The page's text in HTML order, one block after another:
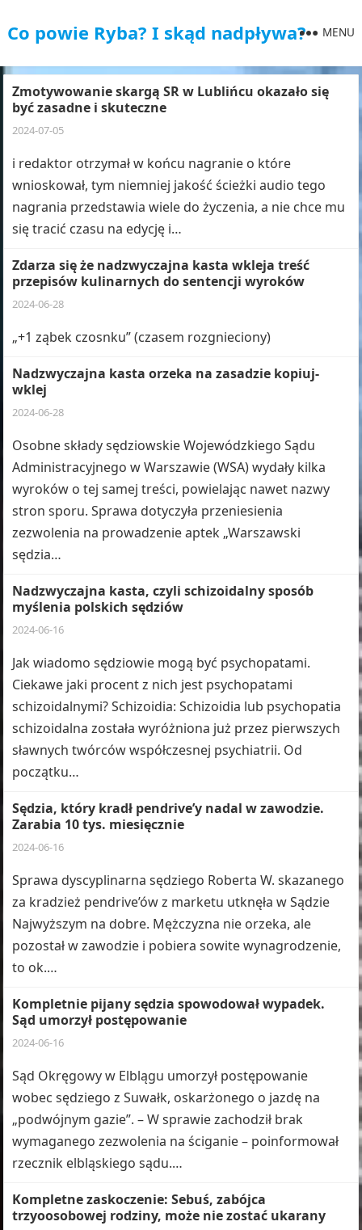
Co powie Ryba? I skąd nadpływa? MENU
Zmotywowanie skargą SR w Lublińcu okazało się
być zasadne i skuteczne
2024-07-05
i redaktor otrzymał w końcu nagranie o które
wnioskował, tym niemniej jakość ścieżki audio tego
nagrania przedstawia wiele do życzenia, a nie chce mu
się tracić czasu na edycję i…
Zdarza się że nadzwyczajna kasta wkleja treść
przepisów kulinarnych do sentencji wyroków
2024-06-28
„+1 ząbek czosnku” (czasem rozgnieciony)
Nadzwyczajna kasta orzeka na zasadzie kopiuj-
wklej
2024-06-28
Osobne składy sędziowskie Wojewódzkiego Sądu
Administracyjnego w Warszawie (WSA) wydały kilka
wyroków o tej samej treści, powielając nawet nazwy
stron sporu. Sprawa dotyczyła przeniesienia
zezwolenia na prowadzenie aptek „Warszawski
sędzia…
Nadzwyczajna kasta, czyli schizoidalny sposób
myślenia polskich sędziów
2024-06-16
Jak wiadomo sędziowie mogą być psychopatami.
Ciekawe jaki procent z nich jest psychopatami
schizoidalnymi? Schizoidia: Schizoidia lub psychopatia
schizoidalna została wyróżniona już przez pierwszych
sławnych twórców współczesnej psychiatrii. Od
początku…
Sędzia, który kradł pendrive’y nadal w zawodzie.
Zarabia 10 tys. miesięcznie
2024-06-16
Sprawa dyscyplinarna sędziego Roberta W. skazanego
za kradzież pendrive’ów z marketu utknęła w Sądzie
Najwyższym na dobre. Mężczyzna nie orzeka, ale
pozostał w zawodzie i pobiera sowite wynagrodzenie,
to ok.…
Kompletnie pijany sędzia spowodował wypadek.
Sąd umorzył postępowanie
2024-06-16
Sąd Okręgowy w Elblągu umorzył postępowanie
wobec sędziego z Suwałk, oskarżonego o jazdę na
„podwójnym gazie”. – W sprawie zachodził brak
wymaganego zezwolenia na ściganie – poinformował
rzecznik elbląskiego sądu.…
Kompletne zaskoczenie: Sebuś, zabójca
trzyoosobowej rodziny, może nie zostać ukarany